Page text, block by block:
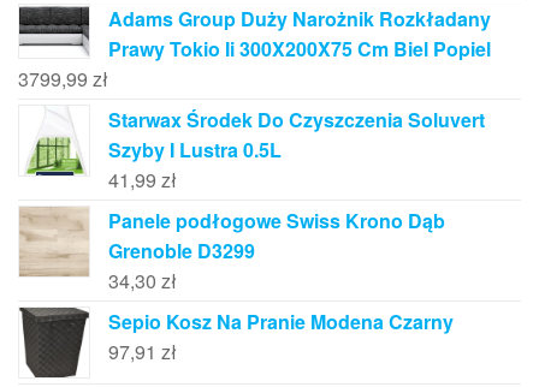
Adams Group Duży Narożnik Rozkładany
Prawy Tokio Ii 300X200X75 Cm Biel Popiel
3799,99 zł
Starwax Środek Do Czyszczenia Soluvert
Szyby I Lustra 0.5L
41,99 zł
Panele podłogowe Swiss Krono Dąb
Grenoble D3299
34,30 zł
Sepio Kosz Na Pranie Modena Czarny
97,91 zł